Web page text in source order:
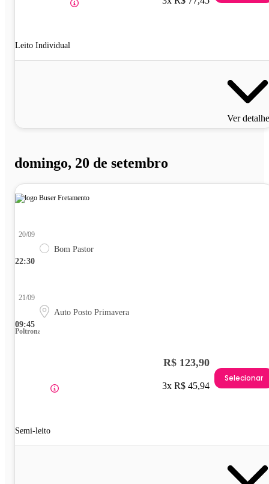
Leito Individual
Ver
domingo, 20 de setembro
22:30
20/09
Bom Pastor
09:45
21/09
Auto Posto Primavera
Poltrona
Semi-leito
R$ 123,90
3x R$ 45,94
Selecionar